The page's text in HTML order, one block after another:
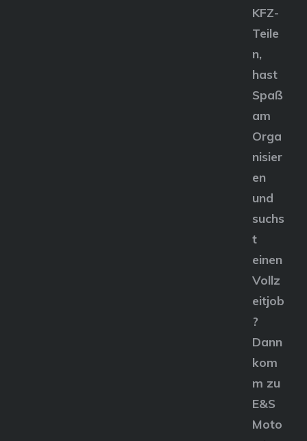
KFZ-
Teile
n,
hast
Spaß
am
Orga
nisier
en
und
suchs
t
einen
Vollz
eitjob
?
Dann
kom
m zu
E&S
Moto